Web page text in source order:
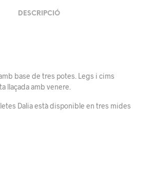
DESCRIPCIÓ
base de tres potes. Legs i cims
llaçada amb venere.
Dalia està disponible en tres mides